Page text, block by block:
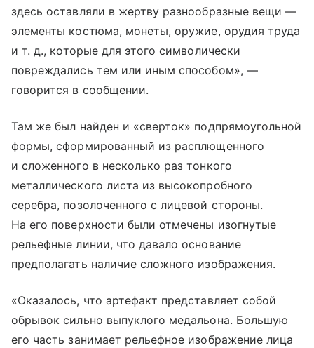
здесь оставляли в жертву разнообразные вещи —
элементы костюма, монеты, оружие, орудия труда
и т. д., которые для этого символически
повреждались тем или иным способом», —
говорится в сообщении.
Там же был найден и «сверток» подпрямоугольной
формы, сформированный из расплющенного
и сложенного в несколько раз тонкого
металлического листа из высокопробного
серебра, позолоченного с лицевой стороны.
На его поверхности были отмечены изогнутые
рельефные линии, что давало основание
предполагать наличие сложного изображения.
«Оказалось, что артефакт представляет собой
обрывок сильно выпуклого медальона. Большую
его часть занимает рельефное изображение лица